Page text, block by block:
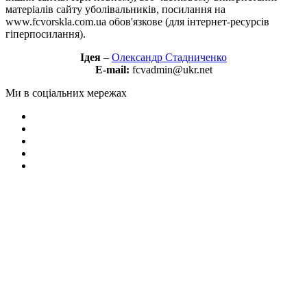
матеріалів сайту уболівальників, посилання на
www.fcvorskla.com.ua обов'язкове (для інтернет-ресурсів
гіперпосилання).
Ідея – Олександр Стадниченко
E-mail: fcvadmin@ukr.net
Ми в соціальних мережах